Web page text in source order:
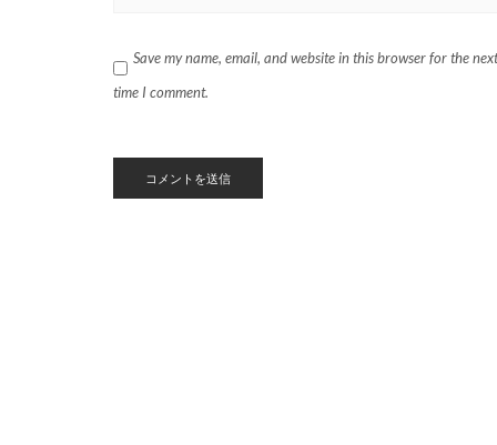
Save my name, email, and website in this browser for the next
time I comment.